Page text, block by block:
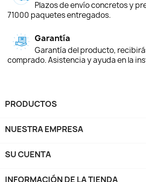
Plazos de envío concretos y
71000 paquetes entregados.
Garantía
Garantía del producto,
comprado. Asistencia y ayuda en la
PRODUCTOS
NUESTRA EMPRESA
SU CUENTA
INFORMACIÓN DE LA TIENDA